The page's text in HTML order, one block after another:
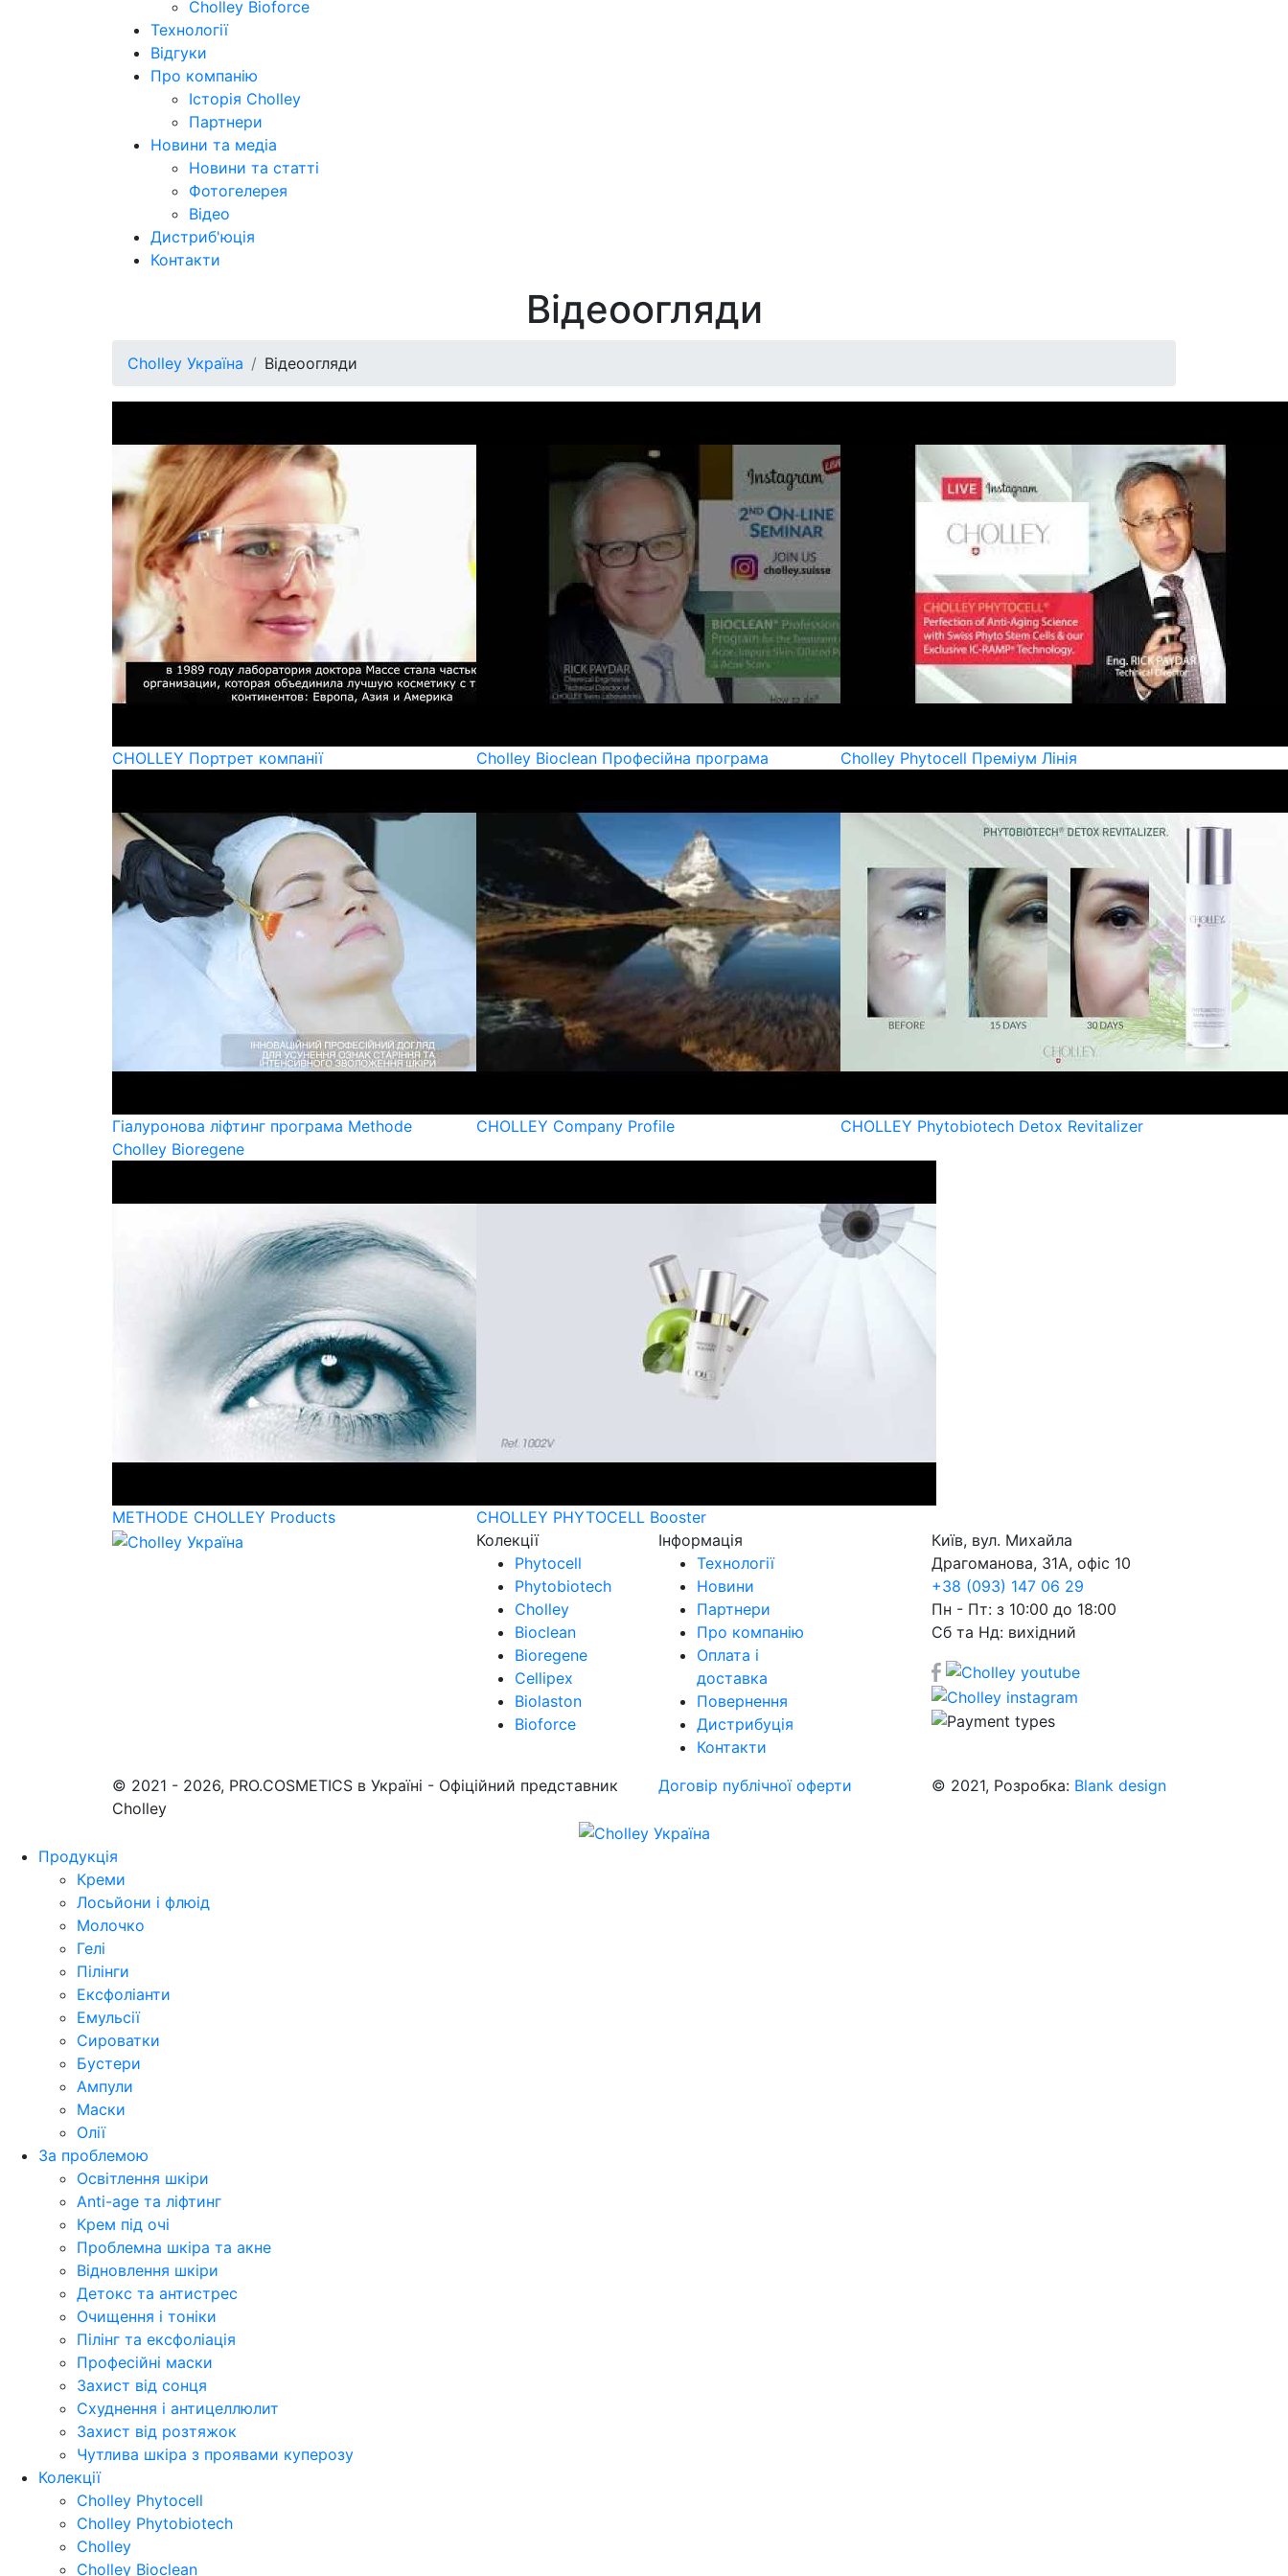
Cholley Bioforce
Технології
Відгуки
Про компанію
Історія Cholley
Партнери
Новини та медіа
Новини та статті
Фотогелерея
Відео
Дистриб'юція
Контакти
Відеоогляди
Cholley Україна Відеоогляди
CHOLLEY Портрет компанії Cholley Bioclean Професійна програма Cholley Phytocell Преміум Лінія
Гіалуронова ліфтинг програма Methode
Cholley Bioregene
CHOLLEY Company Profile CHOLLEY Phytobiotech Detox Revitalizer
METHODE CHOLLEY Products
CHOLLEY PHYTOCELL Booster
Колекції
Phytocell
Phytobiotech
Cholley
Bioclean
Bioregene
Cellipex
Biolaston
Bioforce
Інформація
Технології
Новини
Партнери
Про компанію
Оплата і
доставка
Повернення
Дистрибуція
Контакти
Київ, вул. Михайла
Драгоманова, 31А, офіс 10
+38 (093) 147 06 29
Пн - Пт: з 10:00 до 18:00
Сб та Нд: вихідний
© 2021 - 2026, PRO.COSMETICS в Україні - Офіційний представник
Cholley
Договір публічної оферти © 2021, Розробка: Blank design
Продукція
Креми
Лосьйони і флюід
Молочко
Гелі
Пілінги
Ексфоліанти
Емульсії
Сироватки
Бустери
Ампули
Маски
Олії
За проблемою
Освітлення шкіри
Anti-age та ліфтинг
Крем під очі
Проблемна шкіра та акне
Відновлення шкіри
Детокс та антистрес
Очищення і тоніки
Пілінг та ексфоліація
Професійні маски
Захист від сонця
Схуднення і антицеллюлит
Захист від розтяжок
Чутлива шкіра з проявами куперозу
Колекції
Cholley Phytocell
Cholley Phytobiotech
Cholley
Cholley Bioclean